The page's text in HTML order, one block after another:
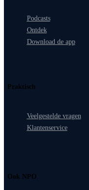
Podcasts
Ontdek
Download de app
Praktisch
Veelgestelde vragen
Klantenservice
Ook NPO